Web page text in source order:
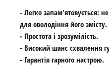
- Легко запам'ятовується:
для оволодіння його змісту.
- Простота і зрозумілість.
- Високий шанс схвалення
- Гарантія гарного настрою.